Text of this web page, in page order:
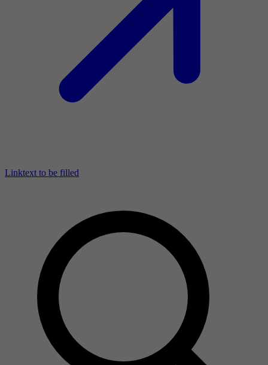
Linktext to be filled